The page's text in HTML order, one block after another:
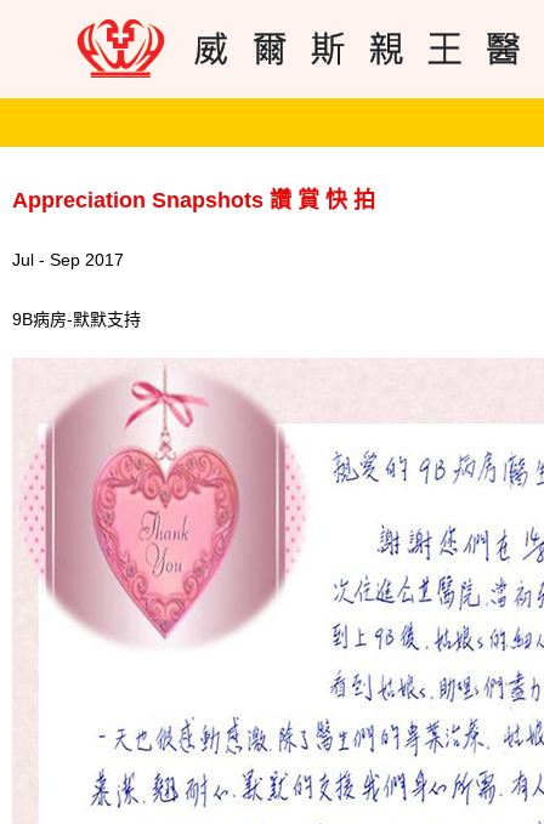
Appreciation Snapshots 讚 賞 快 拍
Jul - Sep 2017
9B病房-默默支持